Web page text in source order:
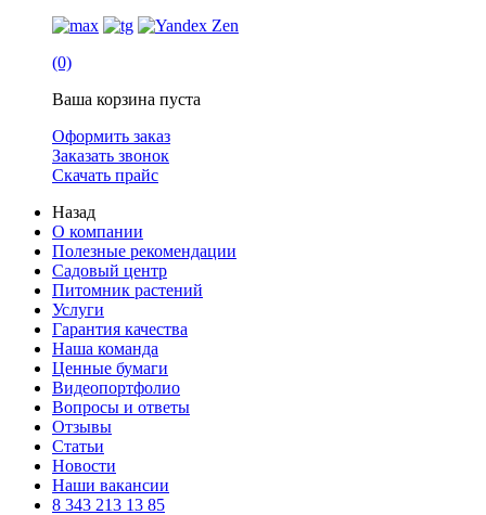
(0)
Ваша корзина пуста
Оформить заказ
Заказать звонок
Скачать прайс
Назад
О компании
Полезные рекомендации
Садовый центр
Питомник растений
Услуги
Гарантия качества
Наша команда
Ценные бумаги
Видеопортфолио
Вопросы и ответы
Отзывы
Статьи
Новости
Наши вакансии
8 343 213 13 85